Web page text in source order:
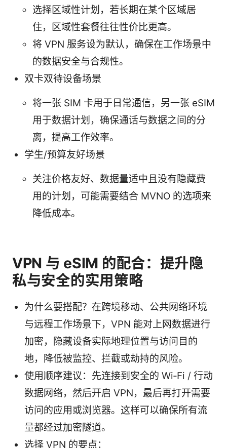
选择区域性计划，若长期在某个区域居
住，区域性套餐往往性价比更高。
将 VPN 服务设为默认，确保在工作场景中
的数据安全与合规性。
双卡双待设备场景
将一张 SIM 卡用于日常通信，另一张 eSIM
用于数据计划，确保通话与数据之间的分
离，提高工作效率。
学生/预算友好场景
关注价格友好、数据量适中且没有隐藏费
用的计划，可能需要结合 MVNO 的选项来
降低成本。
VPN 与 eSIM 的配合：提升隐
私与安全的实用策略
为什么要搭配？在跨境移动、公共网络环境
与远程工作场景下，VPN 能对上网数据进行
加密，隐藏设备实际地理位置与访问目的
地，降低被监控、拦截或劫持的风险。
使用顺序建议：先连接到安全的 Wi‑Fi / 行动
数据网络，然后开启 VPN，最后再打开需要
访问的应用或浏览器。这样可以确保所有流
量都经过加密隧道。
选择 VPN 的要点：